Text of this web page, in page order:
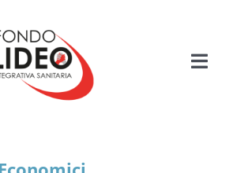
Toggle
HOME
MUTUALITÀ SANITARIA